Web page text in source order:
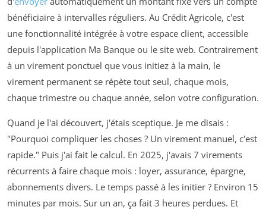
bénéficiaire à intervalles réguliers. Au Crédit Agricole, c'est
une fonctionnalité intégrée à votre espace client, accessible
depuis l'application Ma Banque ou le site web. Contrairement
à un virement ponctuel que vous initiez à la main, le
virement permanent se répète tout seul, chaque mois,
chaque trimestre ou chaque année, selon votre configuration.
Quand je l'ai découvert, j'étais sceptique. Je me disais :
"Pourquoi compliquer les choses ? Un virement manuel, c'est
rapide." Puis j'ai fait le calcul. En 2025, j'avais 7 virements
récurrents à faire chaque mois : loyer, assurance, épargne,
abonnements divers. Le temps passé à les initier ? Environ 15
minutes par mois. Sur un an, ça fait 3 heures perdues. Et